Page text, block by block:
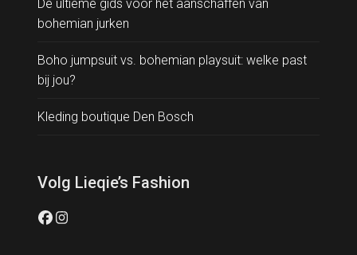
De ultieme gids voor het aanschaffen van
bohemian jurken
Boho jumpsuit vs. bohemian playsuit: welke past
bij jou?
Kleding boutique Den Bosch
Volg Lieqie’s Fashion
Facebook
Instagram